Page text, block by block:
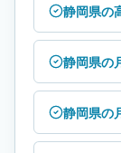
静岡県の
静岡県の
静岡県の